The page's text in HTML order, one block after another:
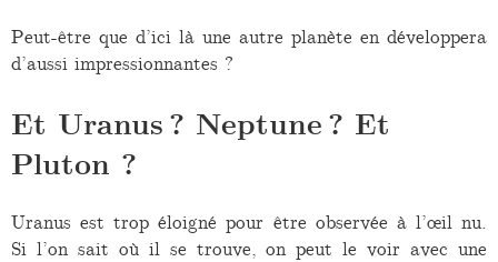
Peut-être que d’ici là une autre planète en développera
d’aussi impressionnantes ?
Et Uranus ? Neptune ? Et
Pluton ?
Uranus est trop éloigné pour être observée à l’œil nu.
Si l’on sait où il se trouve, on peut le voir avec une